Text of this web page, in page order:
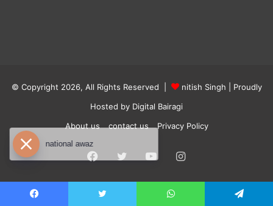
© Copyright 2026, All Rights Reserved | nitish Singh | Proudly
Hosted by Digital Bairagi
About us
contact us Privacy Policy
Facebook
Twitter YouTubeInstagram
national awaz